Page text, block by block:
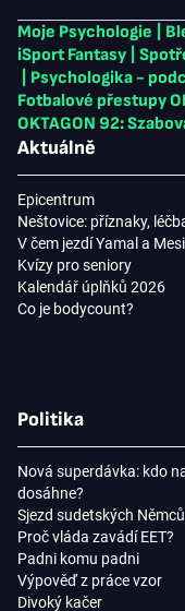
Moje Psychologie
iSport Fantasy
Psychologika -
Fotbalové přestupy
OKTAGON 92:
Aktuálně
Epicentrum
Neštovice: příznaky,
V čem jezdí Yamal a
Kvízy pro seniory
Kalendář úplňků 2026
Co je bodycount?
Politika
Nová superdávka: kdo
dosáhne?
Sjezd sudetských Němců
Proč vláda zavádí EET?
Padni komu padni
Výpověď z práce vzor
Divoký kačer